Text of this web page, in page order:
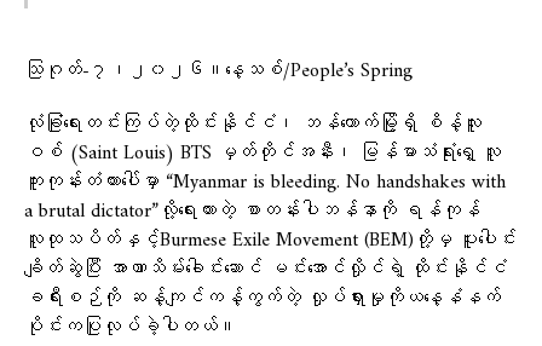
သြဂုတ်-၇၊၂၀၂၆။​နေ့သစ်/People’s Spring
လုံခြုံရေးတင်းကြပ်တဲ့ထိုင်းနိုင်ငံ၊ ဘန်ကောက်မြို့ရှိ စိန့်လူး
ဝစ် (Saint Louis) BTS မှတ်တိုင်အနီး၊ မြန်မာသံရုံးရှေ့ လူ
ကူးကုန်းတံတားပေါ်မှာ “Myanmar is bleeding. No handshakes with
a brutal dictator”လို့​ရေးထားတဲ့ စာတန်းပါဘန်နာကို ရန်ကုန်
လူထုသပိတ်နှင့်Burmese Exile Movement (BEM)တို့မှ ပူးပေါင်း
ချိတ်ဆွဲပြီး အာဏာသိမ်း​ခေါင်း​ဆောင် မင်းအောင်လှိုင်ရဲ့ ထိုင်းနိုင်ငံ
ခရီးစဉ်ကို ဆန့်ကျင်ကန့်ကွက်တဲ့ လှုပ်ရှားမှုကိုယ​​နေ့နံနက်
ပိုင်းကပြုလုပ်ခဲ့ပါတယ်။